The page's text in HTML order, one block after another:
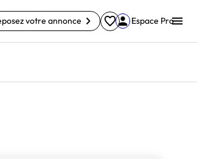
votre annonce Espace Pro